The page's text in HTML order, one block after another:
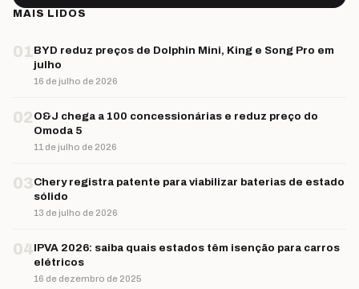
MAIS LIDOS
01BYD reduz preços de Dolphin Mini, King e Song Pro em
julho
16 de julho de 2026
02 O&J chega a 100 concessionárias e reduz preço do
Omoda 5
11 de julho de 2026
03Chery registra patente para viabilizar baterias de estado
sólido
13 de julho de 2026
04IPVA 2026: saiba quais estados têm isenção para carros
elétricos
16 de dezembro de 2025